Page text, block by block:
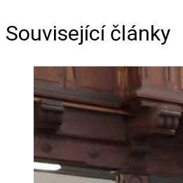
Související články